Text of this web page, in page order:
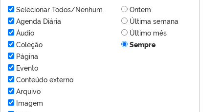
Selecionar Todos/Nenhum
Agenda Diária
Áudio
Coleção
Página
Evento
Conteúdo externo
Arquivo
Imagem
Ontem
Última semana
Último mês
Sempre